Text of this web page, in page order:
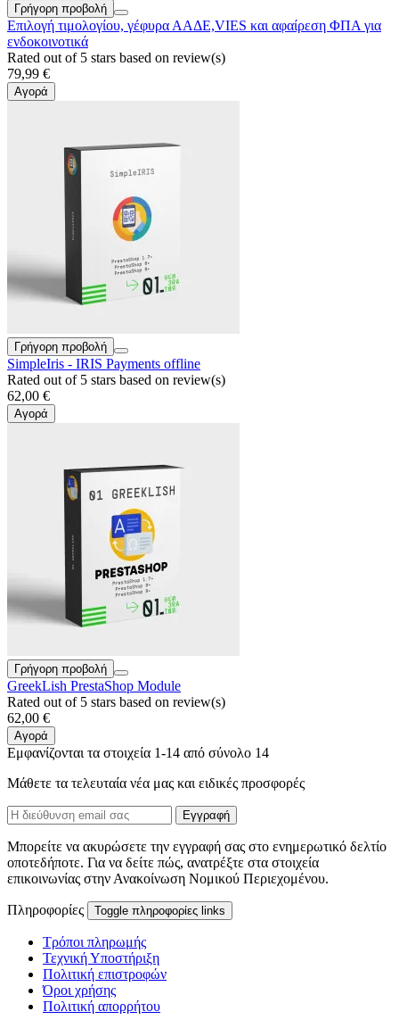
Γρήγορη προβολή
Επιλογή τιμολογίου, γέφυρα ΑΑΔΕ,VIES και αφαίρεση ΦΠΑ για
ενδοκοινοτικά
Rated out of 5 stars based on review(s)
79,99 €
Αγορά
Γρήγορη προβολή
SimpleIris - IRIS Payments offline
Rated out of 5 stars based on review(s)
62,00 €
Αγορά
Γρήγορη προβολή
GreekLish PrestaShop Module
Rated out of 5 stars based on review(s)
62,00 €
Αγορά
Εμφανίζονται τα στοιχεία 1-14 από σύνολο 14
Μάθετε τα τελευταία νέα μας και ειδικές προσφορές
Μπορείτε να ακυρώσετε την εγγραφή σας στο ενημερωτικό δελτίο
οποτεδήποτε. Για να δείτε πώς, ανατρέξτε στα στοιχεία
επικοινωνίας στην Ανακοίνωση Νομικού Περιεχομένου.
Πληροφορίες Toggle πληροφορίες links
Τρόποι πληρωμής
Τεχνική Υποστήριξη
Πολιτική επιστροφών
Όροι χρήσης
Πολιτική απορρήτου